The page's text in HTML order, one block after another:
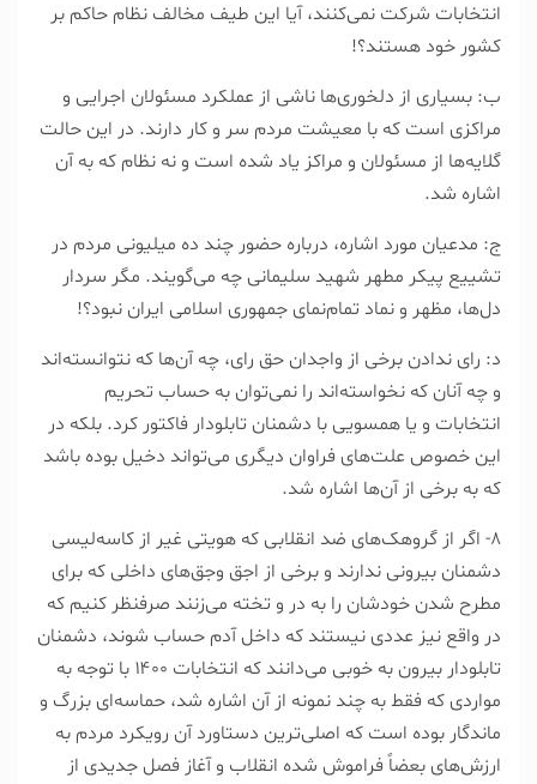
انتخابات شرکت نمی‌کنند، آیا این طیف مخالف نظام حاکم بر
کشور خود هستند؟!
ب: بسیاری از دلخوری‌ها ناشی از عملکرد مسئولان اجرایی و
مراکزی است که با معیشت مردم سر و کار دارند. در این حالت
گلایه‌ها از مسئولان و مراکز یاد شده است و نه نظام که به آن
اشاره شد.
ج: مدعیان مورد اشاره، درباره حضور چند ده میلیونی مردم در
تشییع پیکر مطهر شهید سلیمانی چه می‌گویند. مگر سردار
دل‌ها، مظهر و نماد تمام‌نمای جمهوری اسلامی ایران نبود؟!
د: رای ندادن برخی از واجدان حق رای، چه آن‌ها که نتوانسته‌اند
و چه آنان که نخواسته‌اند را نمی‌توان به حساب تحریم
انتخابات و یا همسویی با دشمنان تابلو‌دار فاکتور کرد. بلکه در
این خصوص علت‌های فراوان دیگری می‌تواند دخیل بوده باشد
که به برخی از آن‌ها اشاره شد.
۸- اگر از گروهک‌های ضد انقلابی که هویتی غیر از کاسه‌لیسی
دشمنان بیرونی ندارند و برخی از اجق وجق‌های داخلی که برای
مطرح شدن خودشان را به در و تخته می‌زنند صرفنظر کنیم که
در واقع نیز عددی نیستند که داخل آدم حساب شوند، دشمنان
تابلو‌دار بیرون به خوبی می‌دانند که انتخابات ۱۴۰۰ با توجه به
مواردی که فقط به چند نمونه از آن اشاره شد، حماسه‌ای بزرگ و
ماندگار بوده است که اصلی‌ترین دستاورد آن رویکرد مردم به
ارزش‌های بعضاً فراموش شده انقلاب و آغاز فصل جدیدی از